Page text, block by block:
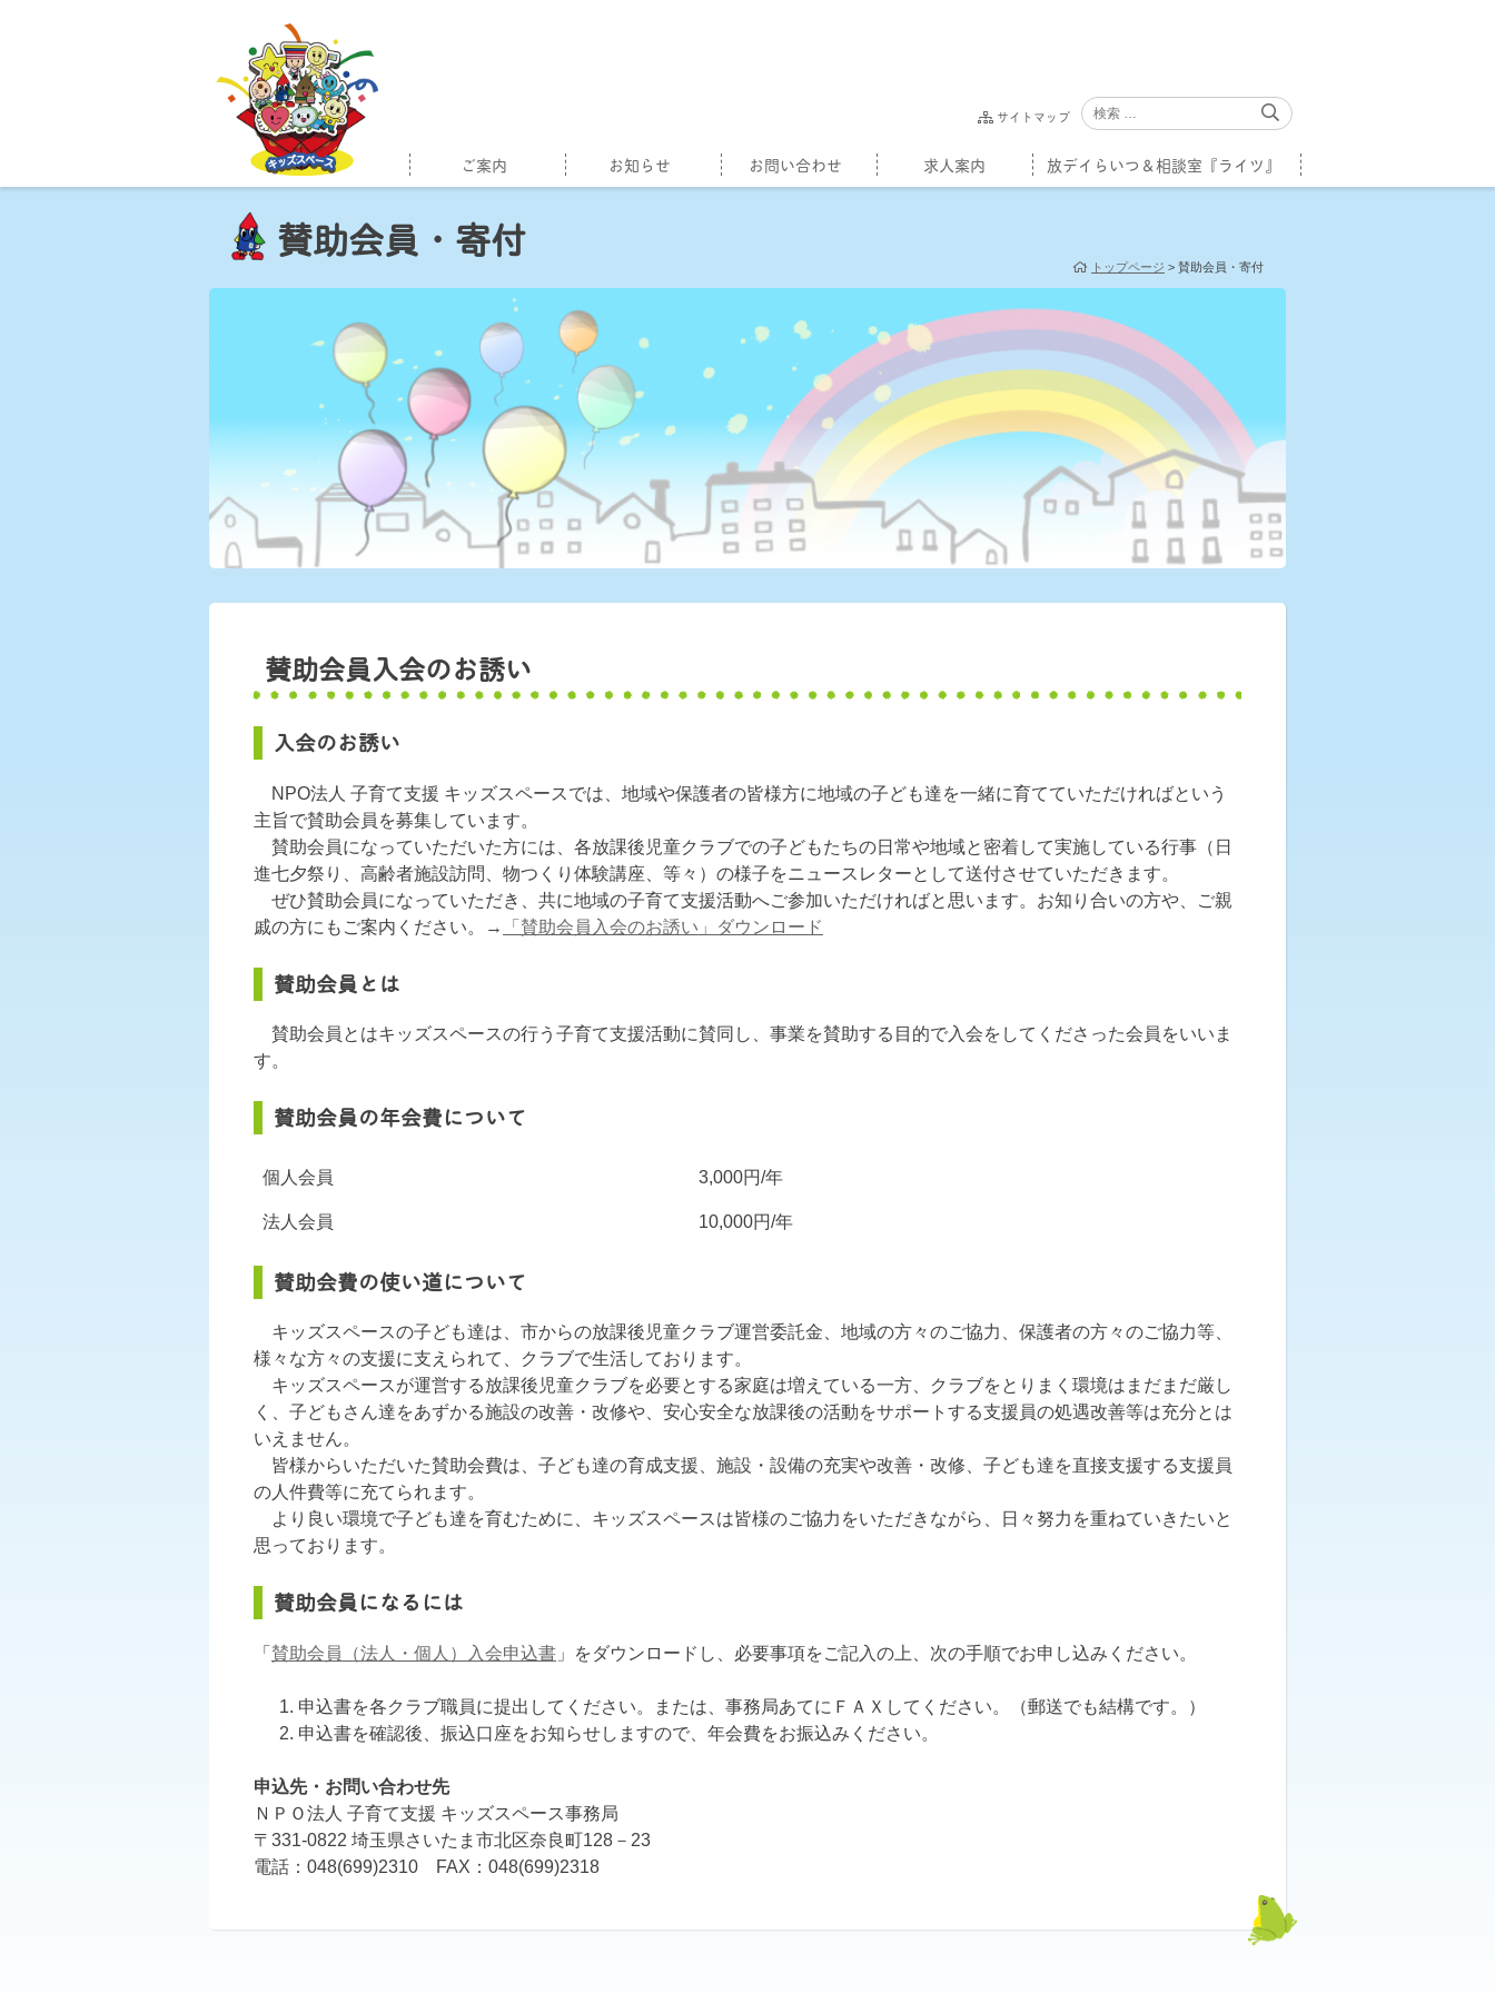
サイトマップ
ご案内 お知らせ お問い合わせ 求人案内 放デイらいつ＆相談室『ライツ』
賛助会員・寄付
トップページ > 賛助会員・寄付
賛助会員入会のお誘い
入会のお誘い
NPO法人 子育て支援 キッズスペースでは、地域や保護者の皆様方に地域の子ども達を一緒に育てていただければという
主旨で賛助会員を募集しています。
賛助会員になっていただいた方には、各放課後児童クラブでの子どもたちの日常や地域と密着して実施している行事（日
進七夕祭り、高齢者施設訪問、物つくり体験講座、等々）の様子をニュースレターとして送付させていただきます。
ぜひ賛助会員になっていただき、共に地域の子育て支援活動へご参加いただければと思います。お知り合いの方や、ご親
戚の方にもご案内ください。→
「賛助会員入会のお誘い」ダウンロード
賛助会員とは
賛助会員とはキッズスペースの行う子育て支援活動に賛同し、事業を賛助する目的で入会をしてくださった会員をいいま
す。
賛助会員の年会費について
個人会員 3,000円/年
法人会員 10,000円/年
賛助会費の使い道について
キッズスペースの子ども達は、市からの放課後児童クラブ運営委託金、地域の方々のご協力、保護者の方々のご協力等、
様々な方々の支援に支えられて、クラブで生活しております。
キッズスペースが運営する放課後児童クラブを必要とする家庭は増えている一方、クラブをとりまく環境はまだまだ厳し
く、子どもさん達をあずかる施設の改善・改修や、安心安全な放課後の活動をサポートする支援員の処遇改善等は充分とは
いえません。
皆様からいただいた賛助会費は、子ども達の育成支援、施設・設備の充実や改善・改修、子ども達を直接支援する支援員
の人件費等に充てられます。
より良い環境で子ども達を育むために、キッズスペースは皆様のご協力をいただきながら、日々努力を重ねていきたいと
思っております。
賛助会員になるには
「 賛助会員（法人・個人）入会申込書 」をダウンロードし、必要事項をご記入の上、次の手順でお申し込みください。
申込書を各クラブ職員に提出してください。または、事務局あてにＦＡＸしてください。（郵送でも結構です。）
申込書を確認後、振込口座をお知らせしますので、年会費をお振込みください。
申込先・お問い合わせ先
ＮＰＯ法人 子育て支援 キッズスペース事務局
〒331-0822 埼玉県さいたま市北区奈良町128－23
電話：048(699)2310 FAX：048(699)2318